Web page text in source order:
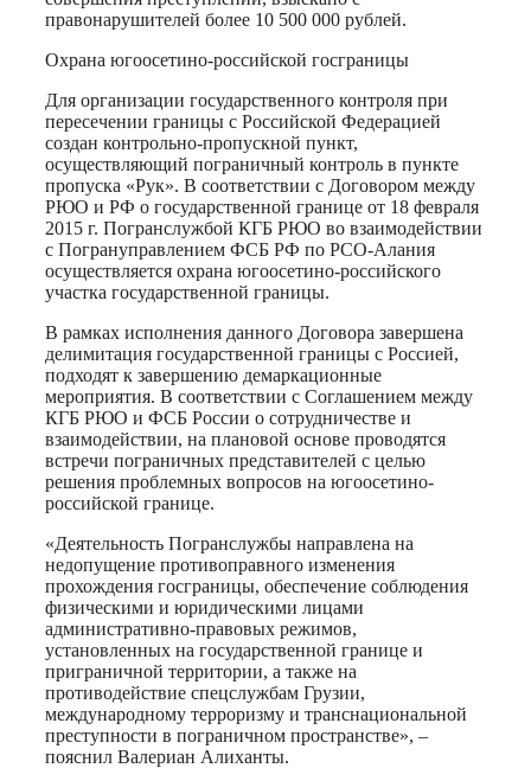
правонарушителей более 10 500 000 рублей.
Охрана югоосетино-российской госграницы
Для организации государственного контроля при
пересечении границы с Российской Федерацией
создан контрольно-пропускной пункт,
осуществляющий пограничный контроль в пункте
пропуска «Рук». В соответствии с Договором между
РЮО и РФ о государственной границе от 18 февраля
2015 г. Погранслужбой КГБ РЮО во взаимодействии
с Погрануправлением ФСБ РФ по РСО-Алания
осуществляется охрана югоосетино-российского
участка государственной границы.
В рамках исполнения данного Договора завершена
делимитация государственной границы с Россией,
подходят к завершению демаркационные
мероприятия. В соответствии с Соглашением между
КГБ РЮО и ФСБ России о сотрудничестве и
взаимодействии, на плановой основе проводятся
встречи пограничных представителей с целью
решения проблемных вопросов на югоосетино-
российской границе.
«Деятельность Погранслужбы направлена на
недопущение противоправного изменения
прохождения госграницы, обеспечение соблюдения
физическими и юридическими лицами
административно-правовых режимов,
установленных на государственной границе и
приграничной территории, а также на
противодействие спецслужбам Грузии,
международному терроризму и транснациональной
преступности в пограничном пространстве», –
пояснил Валериан Алиханты.